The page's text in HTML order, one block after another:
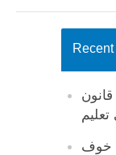
خوف